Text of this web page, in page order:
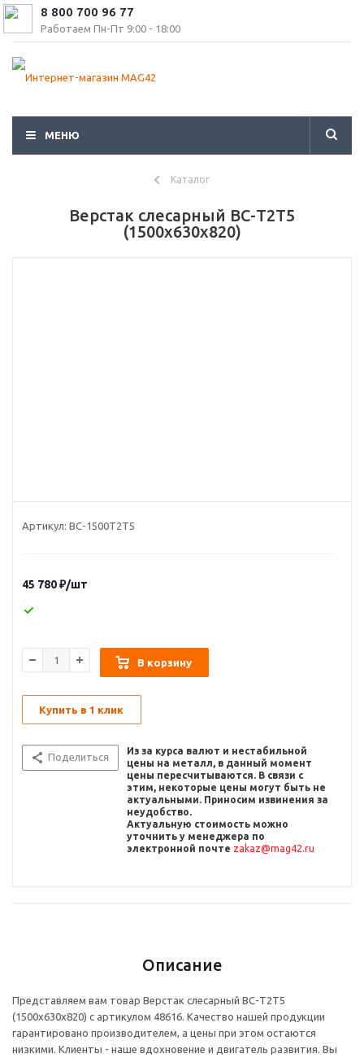
8 800 700 96 77
Работаем Пн-Пт 9:00 - 18:00
МЕНЮ
Каталог
Верстак слесарный ВС-Т2Т5
(1500x630x820)
Артикул: ВС-1500Т2Т5
45 780₽/шт
В корзину
Купить в 1 клик
Поделиться
Из за курса валют и нестабильной
цены на металл, в данный момент
цены пересчитываются. В связи с
этим, некоторые цены могут быть не
актуальными. Приносим извинения за
неудобство.
Актуальную стоимость можно
уточнить у менеджера по
электронной почте zakaz@mag42.ru
Описание
Представляем вам товар Верстак слесарный ВС-Т2Т5
(1500x630x820) с артикулом 48616. Качество нашей продукции
гарантировано производителем, а цены при этом остаются
низкими. Клиенты - наше вдохновение и двигатель развития. Вы